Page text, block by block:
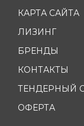
КАРТА САЙТА
ЛИЗИНГ
БРЕНДЫ
КОНТАКТЫ
ТЕНДЕРНЫЙ
ОФЕРТА